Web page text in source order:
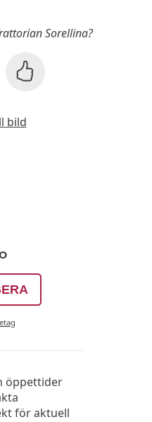
Sorellina?
bild
öppettider
för aktuell